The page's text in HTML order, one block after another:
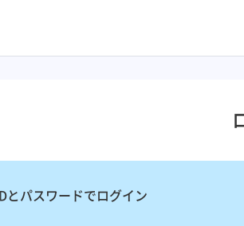
IDとパスワードでログイン